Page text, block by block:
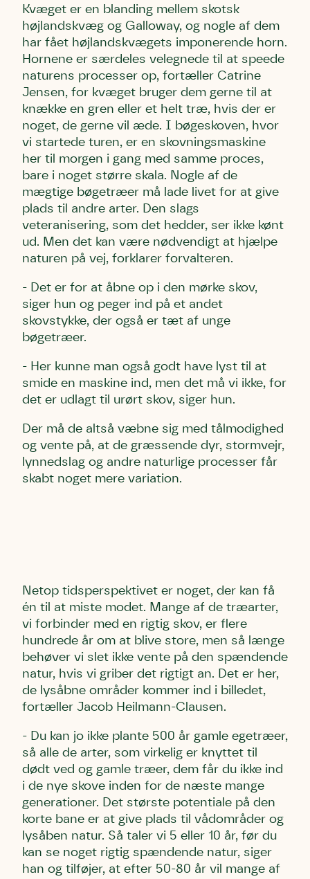
Kvæget er en blanding mellem skotsk
højlandskvæg og Galloway, og nogle af dem
har fået højlandskvægets imponerende horn.
Hornene er særdeles velegnede til at speede
naturens processer op, fortæller Catrine
Jensen, for kvæget bruger dem gerne til at
knække en gren eller et helt træ, hvis der er
noget, de gerne vil æde. I bøgeskoven, hvor
vi startede turen, er en skovningsmaskine
her til morgen i gang med samme proces,
bare i noget større skala. Nogle af de
mægtige bøgetræer må lade livet for at give
plads til andre arter. Den slags
veteranisering, som det hedder, ser ikke kønt
ud. Men det kan være nødvendigt at hjælpe
naturen på vej, forklarer forvalteren.
- Det er for at åbne op i den mørke skov,
siger hun og peger ind på et andet
skovstykke, der også er tæt af unge
bøgetræer.
- Her kunne man også godt have lyst til at
smide en maskine ind, men det må vi ikke, for
det er udlagt til urørt skov, siger hun.
Der må de altså væbne sig med tålmodighed
og vente på, at de græssende dyr, stormvejr,
lynnedslag og andre naturlige processer får
skabt noget mere variation.
Netop tidsperspektivet er noget, der kan få
én til at miste modet. Mange af de træarter,
vi forbinder med en rigtig skov, er flere
hundrede år om at blive store, men så længe
behøver vi slet ikke vente på den spændende
natur, hvis vi griber det rigtigt an. Det er her,
de lysåbne områder kommer ind i billedet,
fortæller Jacob Heilmann-Clausen.
- Du kan jo ikke plante 500 år gamle egetræer,
så alle de arter, som virkelig er knyttet til
dødt ved og gamle træer, dem får du ikke ind
i de nye skove inden for de næste mange
generationer. Det største potentiale på den
korte bane er at give plads til vådområder og
lysåben natur. Så taler vi 5 eller 10 år, før du
kan se noget rigtig spændende natur, siger
han og tilføjer, at efter 50-80 år vil mange af